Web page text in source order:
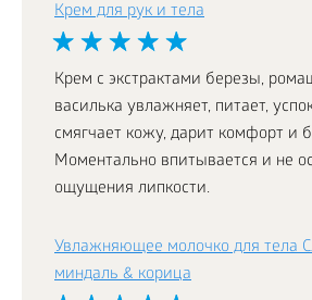
Крем для рук и тела
Крем с экстрактами березы,
василька увлажняет, питает,
смягчает кожу, дарит комфорт и
Моментально впитывается и не
ощущения липкости.
Увлажняющее молочко для тела
миндаль & корица